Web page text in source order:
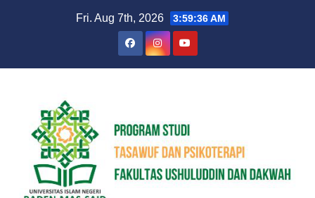
Fri. Aug 7th, 2026 3:59:37 AM